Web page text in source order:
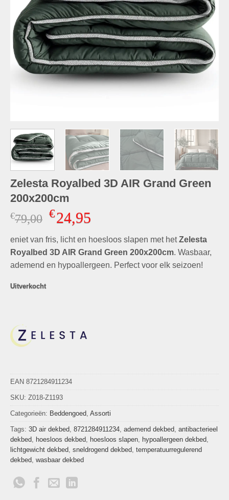
Zelesta Royalbed 3D AIR Grand Green
200x200cm
€79,00 Oorspronkelijke
was:
€79,00.
€24,95Huidige
is:
€24,95.
eniet van fris, licht en hoesloos slapen met hetZelesta
Royalbed 3D AIR Grand Green 200x200cm. Wasbaar,
ademend en hypoallergeen. Perfect voor elk seizoen!
Uitverkocht
EAN 8721284911234
SKU: Z018-Z1193
Categorieën: Beddengoed, Assorti
Tags: 3D air dekbed, 8721284911234, ademend dekbed, antibacterieel
dekbed, hoesloos dekbed, hoesloos slapen, hypoallergeen dekbed,
lichtgewicht dekbed, sneldrogend dekbed, temperatuurregulerend
dekbed, wasbaar dekbed